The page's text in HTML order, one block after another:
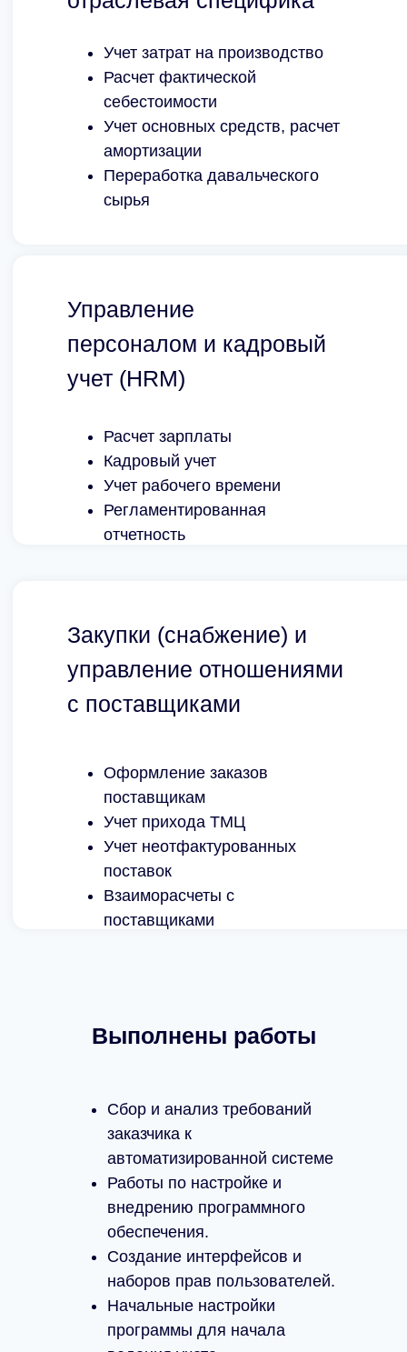
Учет затрат на производство
Расчет фактической
себестоимости
Учет основных средств, расчет
амортизации
Переработка давальческого
сырья
Управление
персоналом и кадровый
учет (HRM)
Расчет зарплаты
Кадровый учет
Учет рабочего времени
Регламентированная
отчетность
Закупки (снабжение) и
управление отношениями
с поставщиками
Оформление заказов
поставщикам
Учет прихода ТМЦ
Учет неотфактурованных
поставок
Взаиморасчеты с
поставщиками
Выполнены работы
Сбор и анализ требований
заказчика к
автоматизированной системе
Работы по настройке и
внедрению программного
обеспечения.
Создание интерфейсов и
наборов прав пользователей.
Начальные настройки
программы для начала